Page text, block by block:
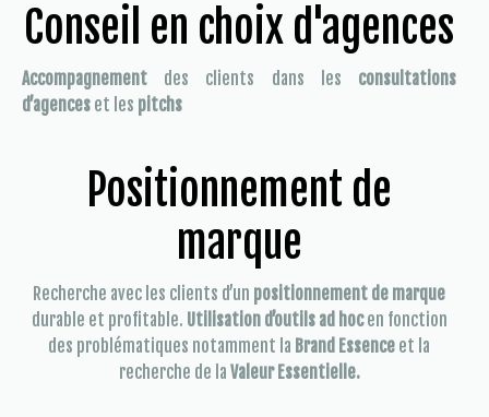
Conseil en choix d'agences
Accompagnement des clients dans les consultations
d’agences et les pitchs
Positionnement de
marque
Recherche avec les clients d’un positionnement de marque
durable et profitable. Utilisation d’outils ad hocen fonction
des problématiques notamment la Brand Essence et la
recherche de la Valeur Essentielle.